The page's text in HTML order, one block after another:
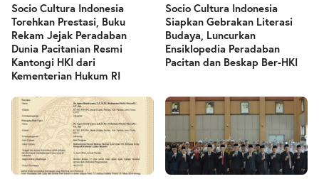
Socio Cultura Indonesia
Torehkan Prestasi, Buku
Rekam Jejak Peradaban
Dunia Pacitanian Resmi
Kantongi HKI dari
Kementerian Hukum RI
Socio Cultura Indonesia
Siapkan Gebrakan Literasi
Budaya, Luncurkan
Ensiklopedia Peradaban
Pacitan dan Beskap Ber-HKI